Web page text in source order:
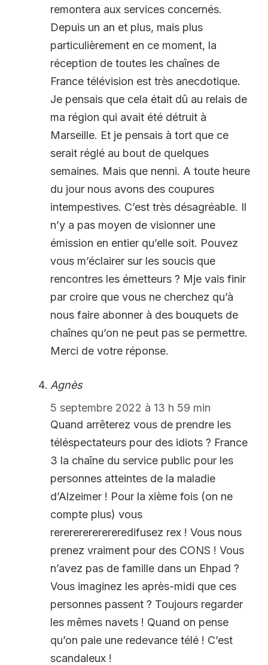
remontera aux services concernés.
Depuis un an et plus, mais plus
particulièrement en ce moment, la
réception de toutes les chaînes de
France télévision est très anecdotique.
Je pensais que cela était dû au relais de
ma région qui avait été détruit à
Marseille. Et je pensais à tort que ce
serait réglé au bout de quelques
semaines. Mais que nenni. A toute heure
du jour nous avons des coupures
intempestives. C’est très désagréable. Il
n’y a pas moyen de visionner une
émission en entier qu’elle soit. Pouvez
vous m’éclairer sur les soucis que
rencontres les émetteurs ? Mje vais finir
par croire que vous ne cherchez qu’à
nous faire abonner à des bouquets de
chaînes qu’on ne peut pas se permettre.
Merci de votre réponse.
Agnès
5 septembre 2022 à 13 h 59 min
Quand arrêterez vous de prendre les
téléspectateurs pour des idiots ? France
3 la chaîne du service public pour les
personnes atteintes de la maladie
d’Alzeimer ! Pour la xième fois (on ne
compte plus) vous
rerererererereredifusez rex ! Vous nous
prenez vraiment pour des CONS ! Vous
n’avez pas de famille dans un Ehpad ?
Vous imaginez les après-midi que ces
personnes passent ? Toujours regarder
les mêmes navets ! Quand on pense
qu’on paie une redevance télé ! C’est
scandaleux !